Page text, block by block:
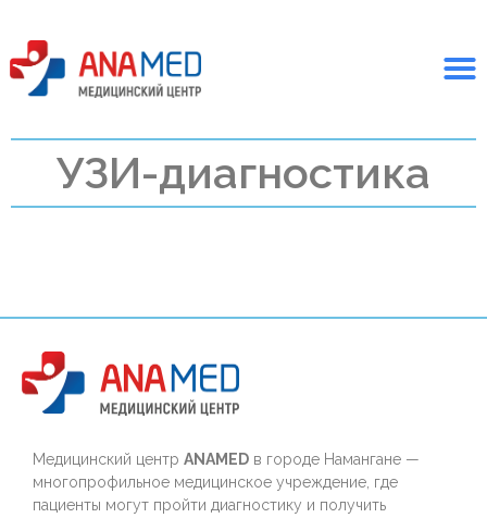
УЗИ-диагностика
Медицинский центр ANAMED в городе Намангане —
многопрофильное медицинское учреждение, где
пациенты могут пройти диагностику и получить